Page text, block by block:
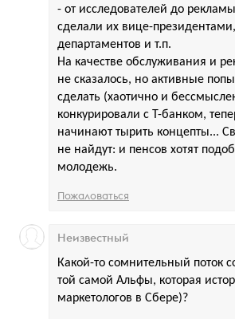
- от исследователей до
сделали их вице-
департаментов и т.п.
На качестве обслуживания и
не сказалось, но активные
сделать (хаотично и
конкурировали с Т-банком,
начинают тырить концепты...
не найдут: и пенсов хотят
молодежь.
Пожаловаться
Какой-то сомнительный поток
той самой Альфы, которая
маркетологов в Сбере)?
Неизвестный